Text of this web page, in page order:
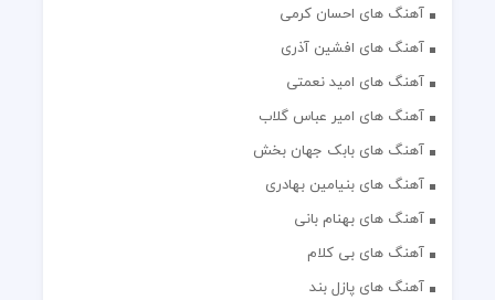
آهنگ های احسان کرمی
آهنگ های افشین آذری
آهنگ های امید نعمتی
آهنگ های امیر عباس گلاب
آهنگ های بابک جهان بخش
آهنگ های بنیامین بهادری
آهنگ های بهنام بانی
آهنگ های بی کلام
آهنگ های پازل بند